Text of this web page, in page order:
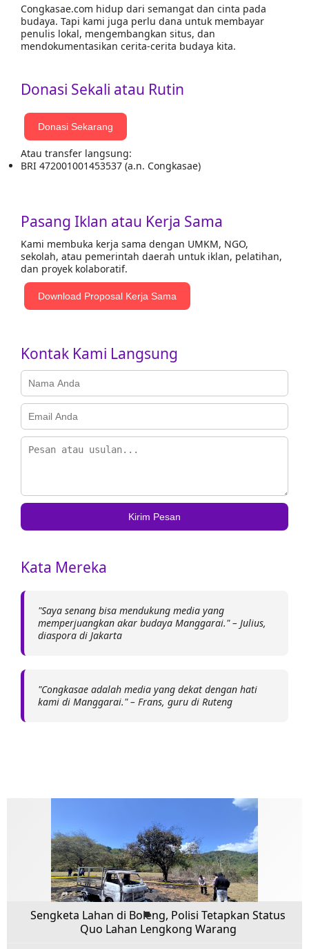
Congkasae.com hidup dari semangat dan cinta pada
budaya. Tapi kami juga perlu dana untuk membayar
penulis lokal, mengembangkan situs, dan
mendokumentasikan cerita-cerita budaya kita.
Donasi Sekali atau Rutin
Donasi Sekarang
Atau transfer langsung:
BRI 472001001453537 (a.n. Congkasae)
Pasang Iklan atau Kerja Sama
Kami membuka kerja sama dengan UMKM, NGO,
sekolah, atau pemerintah daerah untuk iklan, pelatihan,
dan proyek kolaboratif.
Download Proposal Kerja Sama
Kontak Kami Langsung
Kirim Pesan
Kata Mereka
"Saya senang bisa mendukung media yang
memperjuangkan akar budaya Manggarai." – Julius,
diaspora di Jakarta
"Congkasae adalah media yang dekat dengan hati
kami di Manggarai." – Frans, guru di Ruteng
Sengketa Lahan di Boleng, Polisi Tetapkan Status
Quo Lahan Lengkong Warang